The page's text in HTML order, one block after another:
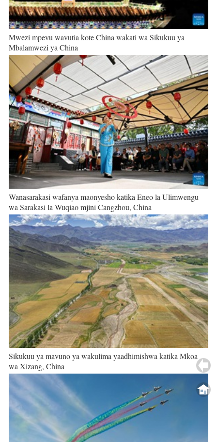
Mwezi mpevu wavutia kote China wakati wa Sikukuu ya
Mbalamwezi ya China
Wanasarakasi wafanya maonyesho katika Eneo la Ulimwengu
wa Sarakasi la Wuqiao mjini Cangzhou, China
Sikukuu ya mavuno ya wakulima yaadhimishwa katika Mkoa
wa Xizang, China